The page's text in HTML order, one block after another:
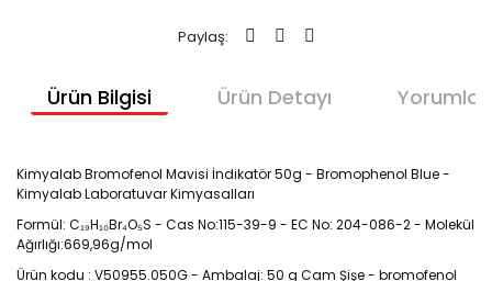
Paylaş:
Ürün Bilgisi Ürün Detayı Yorumlar
Kimyalab Bromofenol Mavisi İndikatör 50g - Bromophenol Blue -
Kimyalab Laboratuvar Kimyasalları
Formül: C₁₉H₁₀Br₄O₅S - Cas No:115-39-9 - EC No: 204-086-2 - Molekül
Ağırlığı:669,96g/mol
Ürün kodu : V50955.050G - Ambalaj: 50 g Cam Şişe - bromofenol